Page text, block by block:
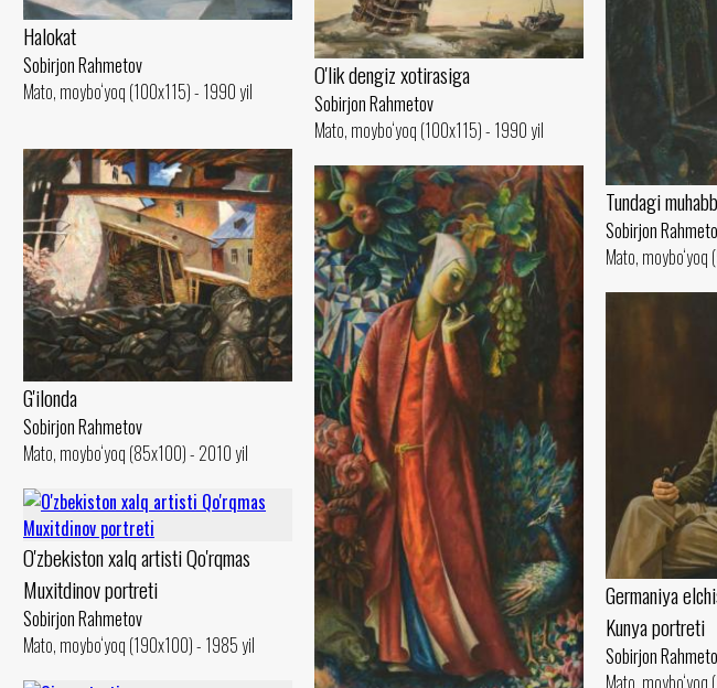
Halokat
Sobirjon Rahmetov
Mato, moybo‘yoq (100x115) - 1990 yil
O'lik dengiz xotirasiga
Sobirjon Rahmetov
Mato, moybo‘yoq (100x115) - 1990 yil
Tundagi
Sobirjon
Mato,
G'ilonda
Sobirjon Rahmetov
Mato, moybo‘yoq (85x100) - 2010 yil
Germaniya
Kunya portreti
Sobirjon
Mato,
O'zbekiston xalq artisti Qo'rqmas
Muxitdinov portreti
Sobirjon Rahmetov
Mato, moybo‘yoq (190x100) - 1985 yil